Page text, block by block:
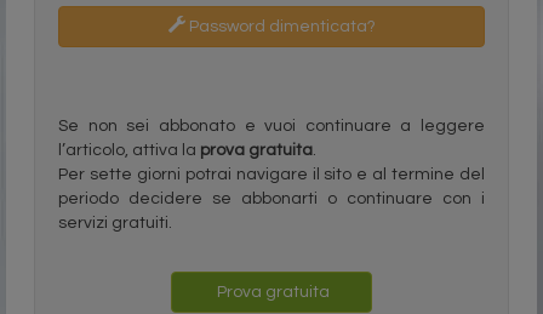
Password dimenticata?
Se non sei abbonato e vuoi continuare a leggere
l’articolo, attiva la prova gratuita.
Per sette giorni potrai navigare il sito e al termine del
periodo decidere se abbonarti o continuare con i
servizi gratuiti.
Prova gratuita